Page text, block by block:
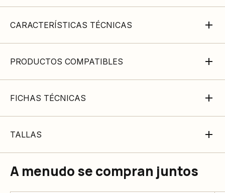
CARACTERÍSTICAS TÉCNICAS
PRODUCTOS COMPATIBLES
FICHAS TÉCNICAS
TALLAS
A menudo se compran juntos